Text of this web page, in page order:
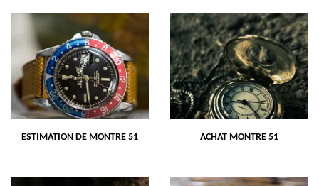
ESTIMATION DE MONTRE 51 ACHAT MONTRE 51